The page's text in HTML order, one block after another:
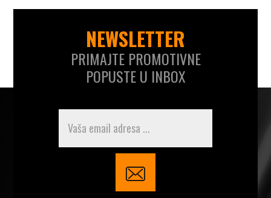
NEWSLETTER
PRIMAJTE PROMOTIVNE
POPUSTE U INBOX